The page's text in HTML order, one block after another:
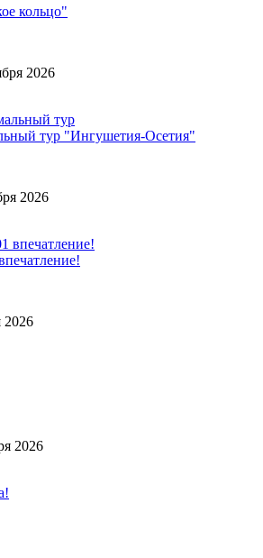
кольцо"
2026
тур "Ингушетия-Осетия"
2026
2026
2026